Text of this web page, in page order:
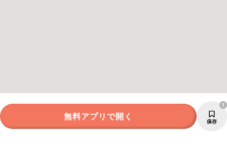
無料アプリで開く 保存
1